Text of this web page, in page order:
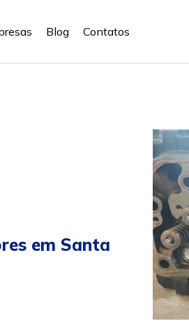
Blog Contatos
em Santa